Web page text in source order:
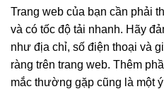
Trang web của bạn cần phải
và có tốc độ tải nhanh. Hãy
như địa chỉ, số điện thoại và
ràng trên trang web. Thêm
mắc thường gặp cũng là một